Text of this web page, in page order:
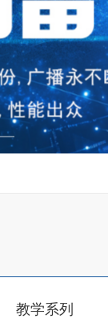
教学系列